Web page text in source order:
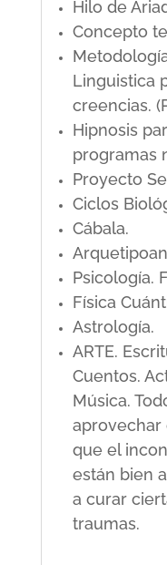
Hilo de
Concepto
Linguistica
creencias.
Hipnosis
programas
Proyecto
Ciclos
Cábala.
Psicología.
Física
Astrología.
ARTE.
Cuentos.
Música.
aprovechar
que el
están bien
a curar
traumas.